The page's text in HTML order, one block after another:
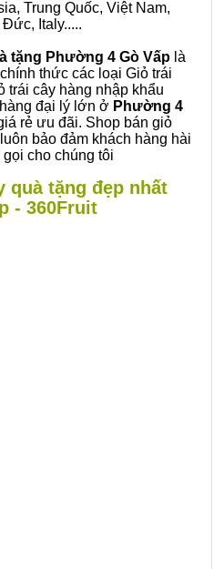
Trung Quốc, Việt Nam,
Italy.....
tặng Phường 4 Gò Vấp là
thức các loại Giỏ trái
trái cây hàng nhập khẩu
đại lý lớn ở Phường 4
rẻ ưu đãi. Shop bán giỏ
bảo đảm khách hàng hài
cho chúng tôi
quà tặng đẹp nhất
- 360Fruit